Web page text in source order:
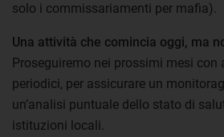
solo i commissariamenti per mafia).
Una attività che comincia oggi, ma
Proseguiremo nei prossimi mesi con
periodici, per assicurare un
un’analisi puntuale dello stato di
istituzioni locali.